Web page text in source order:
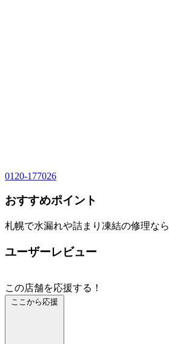
0120-177026
おすすめポイント
札幌で水漏れや詰まり凍結の修理なら
ユーザーレビュー
この店舗を応援する！
ここから応援